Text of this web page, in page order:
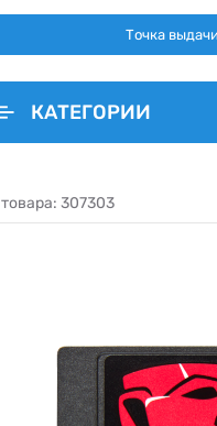
Точка
КАТЕГОРИИ
307303